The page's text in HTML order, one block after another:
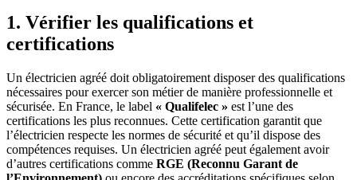
1. Vérifier les qualifications et
certifications
Un électricien agréé doit obligatoirement disposer des qualifications
nécessaires pour exercer son métier de manière professionnelle et
sécurisée. En France, le label « Qualifelec » est l’une des
certifications les plus reconnues. Cette certification garantit que
l’électricien respecte les normes de sécurité et qu’il dispose des
compétences requises. Un électricien agréé peut également avoir
d’autres certifications comme RGE (Reconnu Garant de